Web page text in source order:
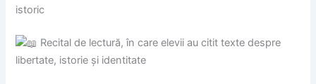
istoric
Recital de lectură, în care elevii au citit texte despre
libertate, istorie și identitate